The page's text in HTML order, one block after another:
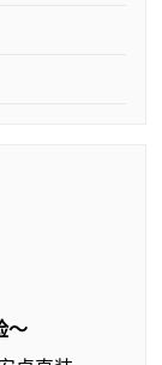
～